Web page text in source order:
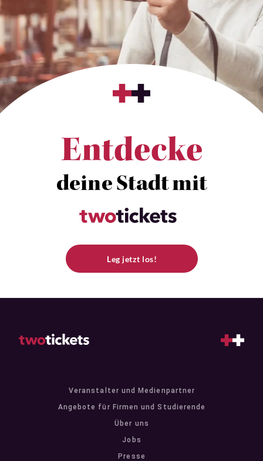
Entdecke
deine Stadt mit
Leg jetzt los!
Veranstalter und Medienpartner
Angebote für Firmen und Studierende
Über uns
Jobs
Presse